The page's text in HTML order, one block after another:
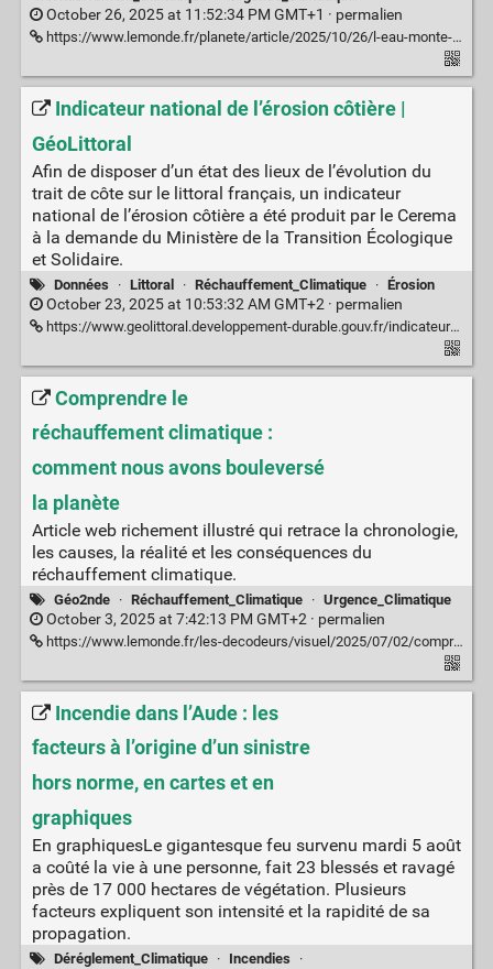
October 26, 2025 at 11:52:34 PM GMT+1 · permalien
https://www.lemonde.fr/planete/article/2025/10/26/l-eau-monte-le-sol-s-affaisse-le-delta-du-mekong-grenier-a-riz-du-vietnam-face-a-une-double-menace-existentielle_6649716_3244.html
Indicateur national de l’érosion côtière |
GéoLittoral
Afin de disposer d’un état des lieux de l’évolution du
trait de côte sur le littoral français, un indicateur
national de l’érosion côtière a été produit par le Cerema
à la demande du Ministère de la Transition Écologique
et Solidaire.
Données · Littoral · Réchauffement_Climatique · Érosion
October 23, 2025 at 10:53:32 AM GMT+2 · permalien
https://www.geolittoral.developpement-durable.gouv.fr/indicateur-national-de-l-erosion-cotiere-a1434.html
Comprendre le
réchauffement climatique :
comment nous avons bouleversé
la planète
Article web richement illustré qui retrace la chronologie,
les causes, la réalité et les conséquences du
réchauffement climatique.
Géo2nde · Réchauffement_Climatique · Urgence_Climatique
October 3, 2025 at 7:42:13 PM GMT+2 · permalien
https://www.lemonde.fr/les-decodeurs/visuel/2025/07/02/comprendre-le-rechauffement-climatique-comment-nous-avons-bouleverse-la-planete_6176490_4355771.html
Incendie dans l’Aude : les
facteurs à l’origine d’un sinistre
hors norme, en cartes et en
graphiques
En graphiquesLe gigantesque feu survenu mardi 5 août
a coûté la vie à une personne, fait 23 blessés et ravagé
près de 17 000 hectares de végétation. Plusieurs
facteurs expliquent son intensité et la rapidité de sa
propagation.
Déréglement_Climatique · Incendies
·